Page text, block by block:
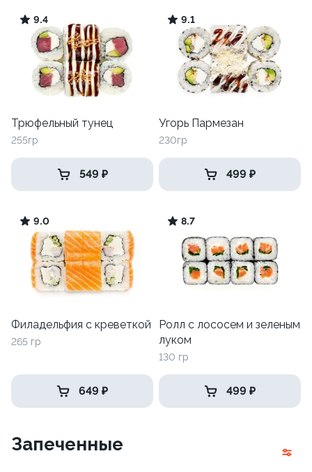
9.4
Трюфельный тунец
255гр
549 ₽
9.1
Угорь Пармезан
230гр
499 ₽
9.0
Филадельфия с креветкой
265 гр
649 ₽
8.7
Ролл с лососем и зеленым
луком
130 гр
499 ₽
Запеченные